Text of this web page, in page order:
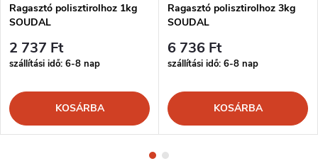
Ragasztó polisztirolhoz 1kg
SOUDAL
2 737 Ft
szállítási idő: 6-8 nap
KOSÁRBA
Ragasztó polisztirolhoz 3kg
SOUDAL
6 736 Ft
szállítási idő: 6-8 nap
KOSÁRBA